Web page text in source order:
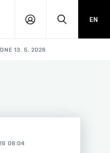
PŘIHLÁSITHLEDAT
EN
13. 5. 2026
06:04